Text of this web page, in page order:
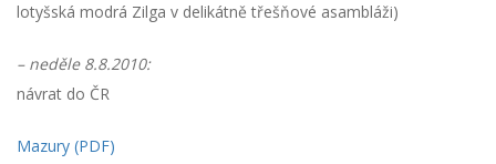
lotyšská modrá Zilga v delikátně třešňové asambláži)
– neděle 8.8.2010:
návrat do ČR
Mazury (PDF)